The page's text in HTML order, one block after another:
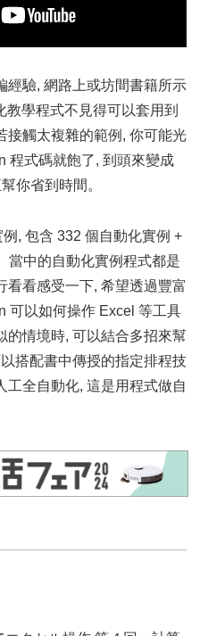
經驗, 網路上或坊間書籍所示
學程式不見得可以套用到
接觸太複雜的範例, 你可能光
程式碼就飽了, 到頭來變成
你省到時間。
, 包含 332 個自動化實例 +
當中的自動化實例程式都是
看看感受一下, 希望透過豐富
可以如何操作 Excel 等工具
的情境時, 可以結合多招來幫
搭配書中傳授的指定排程技
工全自動化, 這是用程式做自